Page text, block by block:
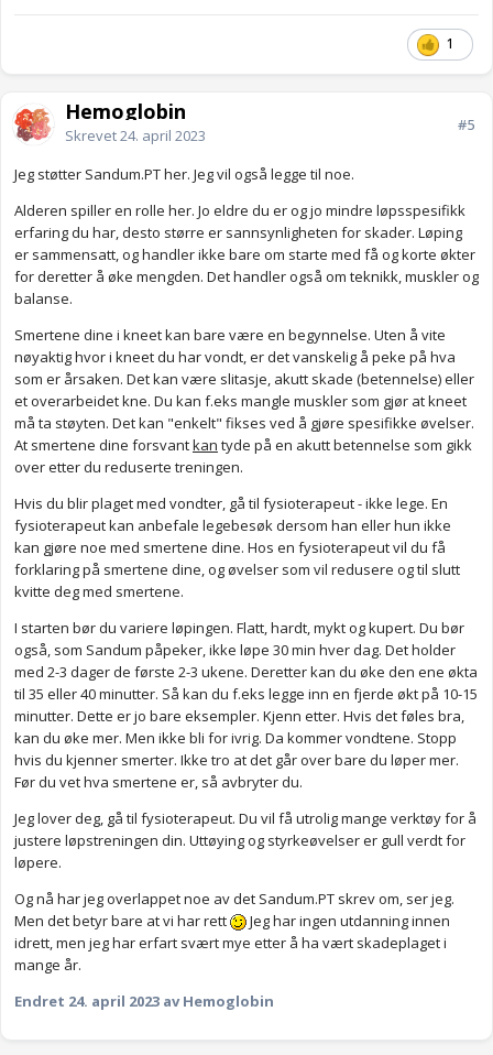
1
Hemoglobin
Skrevet24. april 2023
#5
Jeg støtter Sandum.PT her. Jeg vil også legge til noe.
Alderen spiller en rolle her. Jo eldre du er og jo mindre løpsspesifikk
erfaring du har, desto større er sannsynligheten for skader. Løping
er sammensatt, og handler ikke bare om starte med få og korte økter
for deretter å øke mengden. Det handler også om teknikk, muskler og
balanse.
Smertene dine i kneet kan bare være en begynnelse. Uten å vite
nøyaktig hvor i kneet du har vondt, er det vanskelig å peke på hva
som er årsaken. Det kan være slitasje, akutt skade (betennelse) eller
et overarbeidet kne. Du kan f.eks mangle muskler som gjør at kneet
må ta støyten. Det kan "enkelt" fikses ved å gjøre spesifikke øvelser.
At smertene dine forsvantkan tyde på en akutt betennelse som gikk
over etter du reduserte treningen.
Hvis du blir plaget med vondter, gå til fysioterapeut - ikke lege. En
fysioterapeut kan anbefale legebesøk dersom han eller hun ikke
kan gjøre noe med smertene dine. Hos en fysioterapeut vil du få
forklaring på smertene dine, og øvelser som vil redusere og til slutt
kvitte deg med smertene.
I starten bør du variere løpingen. Flatt, hardt, mykt og kupert. Du bør
også, som Sandum påpeker, ikke løpe 30 min hver dag. Det holder
med 2-3 dager de første 2-3 ukene. Deretter kan du øke den ene økta
til 35 eller 40 minutter. Så kan du f.eks legge inn en fjerde økt på 10-15
minutter. Dette er jo bare eksempler. Kjenn etter. Hvis det føles bra,
kan du øke mer. Men ikke bli for ivrig. Da kommer vondtene. Stopp
hvis du kjenner smerter. Ikke tro at det går over bare du løper mer.
Før du vet hva smertene er, så avbryter du.
Jeg lover deg, gå til fysioterapeut. Du vil få utrolig mange verktøy for å
justere løpstreningen din. Uttøying og styrkeøvelser er gull verdt for
løpere.
Og nå har jeg overlappet noe av det Sandum.PT skrev om, ser jeg.
Men det betyr bare at vi har rett
Jeg har ingen utdanning innen
idrett, men jeg har erfart svært mye etter å ha vært skadeplaget i
mange år.
Endret 24. april 2023 av Hemoglobin